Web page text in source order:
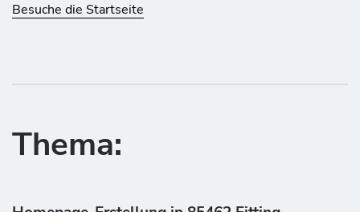
Besuche die Startseite
Thema: